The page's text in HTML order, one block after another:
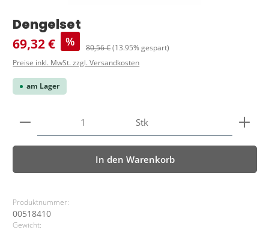
Dengelset
Verkaufspreis:
69,32 € % Regulärer Preis:
80,56 €(13.95% gespart)
Preise inkl. MwSt. zzgl. Versandkosten
am Lager
Produkt Anzahl: Gib den gewünschten Wert ein
Stk
In den Warenkorb
Produktnummer:
00518410
Gewicht: